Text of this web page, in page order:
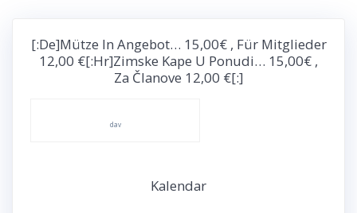
[:de]Mütze In Angebot… 15,00€ , Für Mitglieder
12,00 €[:hr]Zimske Kape U Ponudi… 15,00€ ,
Za Članove 12,00 €[:]
dav
Kalendar